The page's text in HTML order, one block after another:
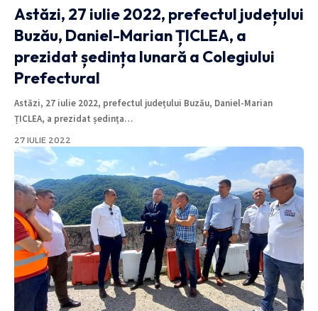
Astăzi, 27 iulie 2022, prefectul județului
Buzău, Daniel-Marian ȚICLEA, a
prezidat ședința lunară a Colegiului
Prefectural
Astăzi, 27 iulie 2022, prefectul județului Buzău, Daniel-Marian
ȚICLEA, a prezidat ședința…
27 IULIE 2022